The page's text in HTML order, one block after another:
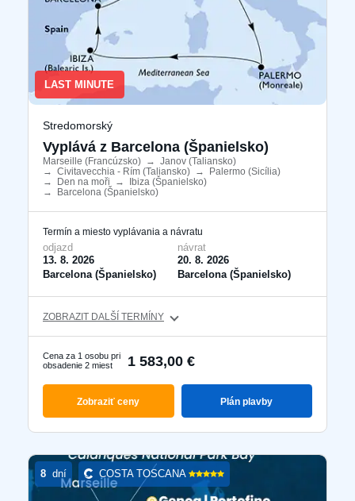
LAST MINUTE
Stredomorský
Vyplává z Barcelona ​​(Španielsko)
Marseille (Francúzsko) → Janov (Taliansko)
→ Civitavecchia - Rím (Taliansko) → Palermo (Sicília)
→ Den na moři → Ibiza (Španielsko)
→ Barcelona ​​(Španielsko)
Termín a miesto vyplávania a návratu
odjazd
13. 8. 2026
Barcelona ​​(Španielsko)
návrat
20. 8. 2026
Barcelona ​​(Španielsko)
ZOBRAZIT DALŠÍ TERMÍNY
Cena za 1 osobu pri
obsadenie 2 miest
1 583,00 €
Zobraziť ceny Plán plavby
8dní COSTA TOSCANA